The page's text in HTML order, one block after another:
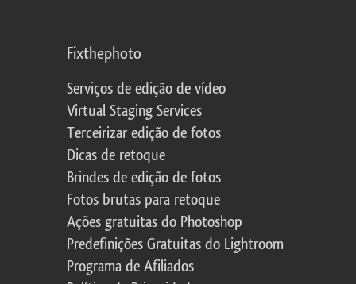
Fixthephoto
Serviços de edição de vídeo
Virtual Staging Services
Terceirizar edição de fotos
Dicas de retoque
Brindes de edição de fotos
Fotos brutas para retoque
Ações gratuitas do Photoshop
Predefinições Gratuitas do Lightroom
Programa de Afiliados